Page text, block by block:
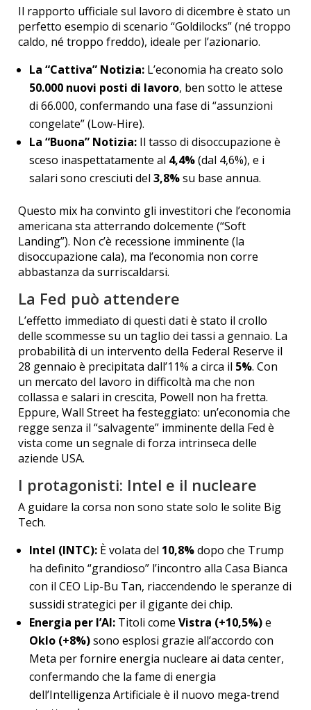
Il rapporto ufficiale sul lavoro di dicembre è stato un
perfetto esempio di scenario “Goldilocks” (né troppo
caldo, né troppo freddo), ideale per l’azionario.
La “Cattiva” Notizia: L’economia ha creato solo
50.000 nuovi posti di lavoro, ben sotto le attese
di 66.000, confermando una fase di “assunzioni
congelate” (Low-Hire).
La “Buona” Notizia: Il tasso di disoccupazione è
sceso inaspettatamente al 4,4%(dal 4,6%), e i
salari sono cresciuti del3,8%su base annua.
Questo mix ha convinto gli investitori che l’economia
americana sta atterrando dolcemente (“Soft
Landing”). Non c’è recessione imminente (la
disoccupazione cala), ma l’economia non corre
abbastanza da surriscaldarsi.
La Fed può attendere
L’effetto immediato di questi dati è stato il crollo
delle scommesse su un taglio dei tassi a gennaio. La
probabilità di un intervento della Federal Reserve il
28 gennaio è precipitata dall’11% a circa il 5%. Con
un mercato del lavoro in difficoltà ma che non
collassa e salari in crescita, Powell non ha fretta.
Eppure, Wall Street ha festeggiato: un’economia che
regge senza il “salvagente” imminente della Fed è
vista come un segnale di forza intrinseca delle
aziende USA.
I protagonisti: Intel e il nucleare
A guidare la corsa non sono state solo le solite Big
Tech.
Intel (INTC): È volata del 10,8%dopo che Trump
ha definito “grandioso” l’incontro alla Casa Bianca
con il CEO Lip-Bu Tan, riaccendendo le speranze di
sussidi strategici per il gigante dei chip.
Energia per l’AI: Titoli comeVistra (+10,5%)e
Oklo (+8%)sono esplosi grazie all’accordo con
Meta per fornire energia nucleare ai data center,
confermando che la fame di energia
dell’Intelligenza Artificiale è il nuovo mega-trend